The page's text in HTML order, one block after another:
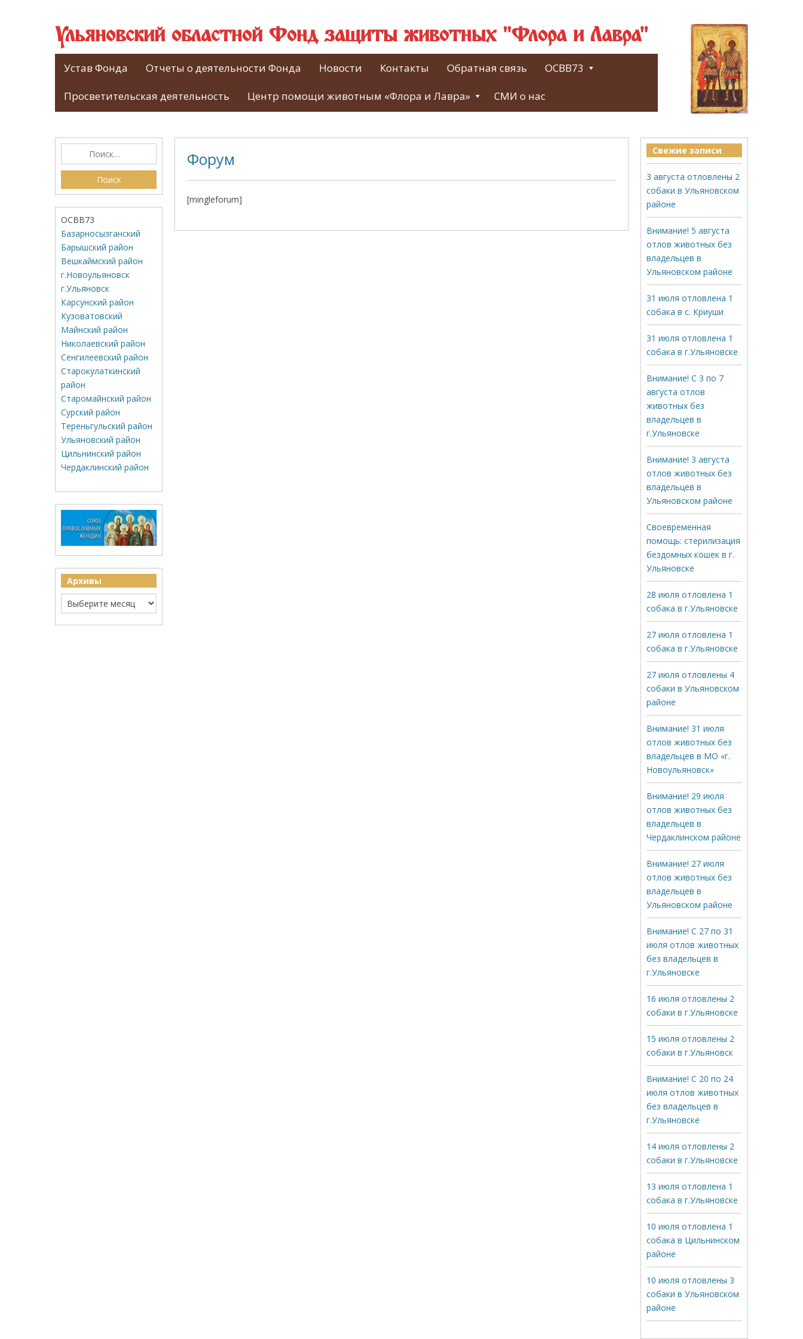
Ульяновский областной Фонд защиты животных "Флора и Лавра"
Устав Фонда Отчеты о деятельности Фонда Новости Контакты Обратная связь ОСВВ73
Просветительская деятельность Центр помощи животным «Флора и Лавра» СМИ о нас
Форум
[mingleforum]
ОСВВ73
Базарносызганский
Барышский район
Вешкаймский район
г.Новоульяновск
г.Ульяновск
Карсунский район
Кузоватовский
Майнский район
Николаевский район
Сенгилеевский район
Старокулаткинский
район
Старомайнский район
Сурский район
Тереньгульский район
Ульяновский район
Цильнинский район
Чердаклинский район
Архивы
Свежие записи
3 августа отловлены 2
собаки в Ульяновском
районе
Внимание! 5 августа
отлов животных без
владельцев в
Ульяновском районе
31 июля отловлена 1
собака в с. Криуши
31 июля отловлена 1
собака в г.Ульяновске
Внимание! С 3 по 7
августа отлов
животных без
владельцев в
г.Ульяновске
Внимание! 3 августа
отлов животных без
владельцев в
Ульяновском районе
Своевременная
помощь: стерилизация
бездомных кошек в г.
Ульяновске
28 июля отловлена 1
собака в г.Ульяновске
27 июля отловлена 1
собака в г.Ульяновске
27 июля отловлены 4
собаки в Ульяновском
районе
Внимание! 31 июля
отлов животных без
владельцев в МО «г.
Новоульяновск»
Внимание! 29 июля
отлов животных без
владельцев в
Чердаклинском районе
Внимание! 27 июля
отлов животных без
владельцев в
Ульяновском районе
Внимание! С 27 по 31
июля отлов животных
без владельцев в
г.Ульяновске
16 июля отловлены 2
собаки в г.Ульяновске
15 июля отловлены 2
собаки в г.Ульяновск
Внимание! С 20 по 24
июля отлов животных
без владельцев в
г.Ульяновске
14 июля отловлены 2
собаки в г.Ульяновске
13 июля отловлена 1
собака в г.Ульяновске
10 июля отловлена 1
собака в Цильнинском
районе
10 июля отловлены 3
собаки в Ульяновском
районе